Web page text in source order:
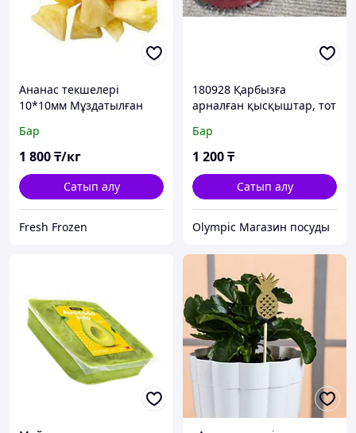
Ананас текшелері
10*10мм Мұздатылған
Бар
1 800₸/кг
Сатып алу
Fresh Frozen
180928 Қарбызға
арналған қысқыштар, тот
болат,D18*L38.5 см
Бар
1 200₸
Сатып алу
Olympic Магазин посуды